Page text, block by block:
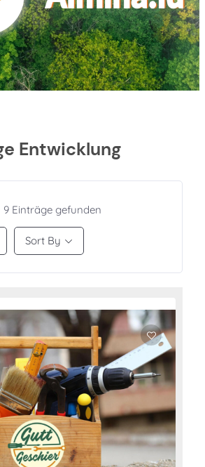
Entwicklung
9 Einträge gefunden
Sort By